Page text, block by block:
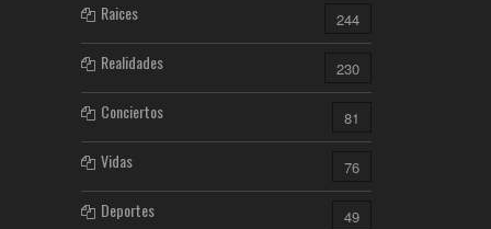
Raices 244
Realidades 230
Conciertos 81
Vidas 76
Deportes 49